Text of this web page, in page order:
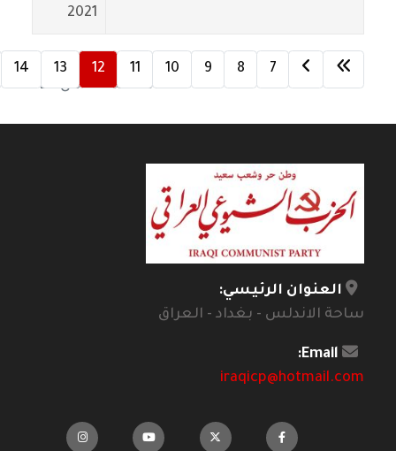
2021
الصفحة 12 من 20
7
8
9
10
11
12
13
14
العنوان الرئيسي:
ساحة الاندلس - بغداد - العراق
Email:
iraqicp@hotmail.com